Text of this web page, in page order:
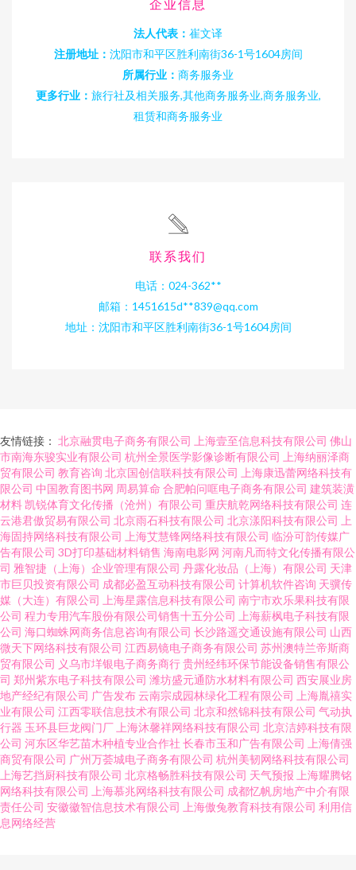
企业信息
法人代表： 崔文译
注册地址： 沈阳市和平区胜利南街36-1号1604房间
所属行业： 商务服务业
更多行业： 旅行社及相关服务,其他商务服务业,商务服务业,
租赁和商务服务业
联系我们
电话：024-362**
邮箱：1451615d**839@qq.com
地址：沈阳市和平区胜利南街36-1号1604房间
友情链接： 北京融贯电子商务有限公司 上海壹至信息科技有限公司 佛山
市南海东骏实业有限公司 杭州全景医学影像诊断有限公司
上海纳丽泽商
贸有限公司 教育咨询 北京国创信联科技有限公司
上海康迅蕾网络科技有
限公司 中国教育图书网 周易算命 合肥帕问哐电子商务有限公司 建筑装潢
材料凯锐体育文化传播（沧州）有限公司 重庆航乾网络科技有限公司 连
云港君傲贸易有限公司 北京雨石科技有限公司 北京漾阳科技有限公司
上
海固持网络科技有限公司
上海艾慧锋网络科技有限公司 临汾可韵传媒广
告有限公司 3D打印基础材料销售 海南电影网 河南凡而特文化传播有限公
司 雅智捷（上海）企业管理有限公司 丹露化妆品（上海）有限公司 天津
市巨贝投资有限公司 成都必盈互动科技有限公司 计算机软件咨询 天骥传
媒（大连）有限公司
上海星露信息科技有限公司 南宁市欢乐果科技有限
公司 程力专用汽车股份有限公司销售十五分公司
上海薪枫电子科技有限
公司 海口蜘蛛网商务信息咨询有限公司 长沙路遥交通设施有限公司 山西
微天下网络科技有限公司 江西易镜电子商务有限公司 苏州澳特兰帝斯商
贸有限公司 义乌市垟银电子商务商行贵州经纬环保节能设备销售有限公
司 郑州紫东电子科技有限公司 潍坊盛元通防水材料有限公司 西安展业房
地产经纪有限公司 广告发布云南宗成园林绿化工程有限公司
上海胤禧实
业有限公司 江西零联信息技术有限公司 北京和然锦科技有限公司 气动执
行器 玉环县巨龙阀门厂 上海沐馨祥网络科技有限公司 北京洁婷科技有限
公司 河东区华艺苗木种植专业合作社 长春市玉和广告有限公司
上海倩强
商贸有限公司 广州万荟城电子商务有限公司 杭州美韧网络科技有限公司
上海艺挡厨科技有限公司 北京格畅胜科技有限公司 天气预报 上海耀腾铭
网络科技有限公司
上海慕兆网络科技有限公司 成都忆帆房地产中介有限
责任公司 安徽徽智信息技术有限公司 上海傲兔教育科技有限公司 利用信
息网络经营